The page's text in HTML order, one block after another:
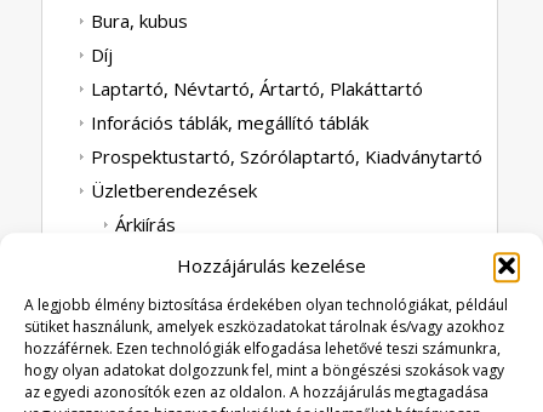
Hozzájárulás kezelése
A legjobb élmény biztosítása érdekében olyan technológiákat, például
sütiket használunk, amelyek eszközadatokat tárolnak és/vagy azokhoz
hozzáférnek. Ezen technológiák elfogadása lehetővé teszi számunkra,
hogy olyan adatokat dolgozzunk fel, mint a böngészési szokások vagy
az egyedi azonosítók ezen az oldalon. A hozzájárulás megtagadása
Bura, kubus
Díj
Laptartó, Névtartó, Ártartó, Plakáttartó
Inforációs táblák, megállító táblák
Prospektustartó, Szórólaptartó, Kiadványtartó
Üzletberendezések
Árkiírás
Áruemelők, Termékállványok
Könyvtartó
Szemüvegtartó
Tányértartó